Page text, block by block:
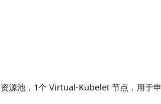
源池，1个 Virtual-Kubelet 节点，用于申